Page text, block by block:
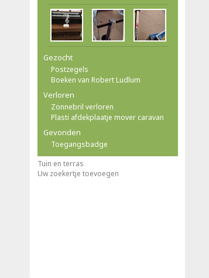
Gezocht
Postzegels
Boeken van Robert Ludlum
Verloren
Zonnebril verloren
Plasti afdekplaatje mover caravan
Gevonden
Toegangsbadge
Tuin en terras
Uw zoekertje toevoegen